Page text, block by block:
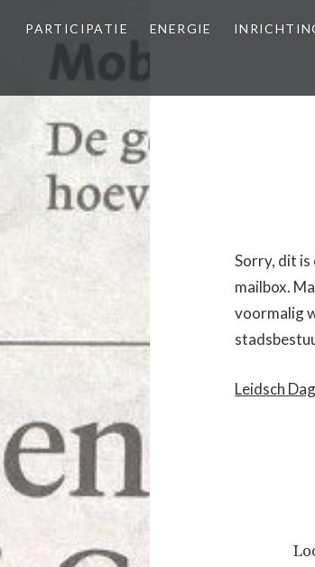
PARTICIPATIE ENERGIE
Sorry, dit is
mailbox.
voormalig
Leidsch
Bericht